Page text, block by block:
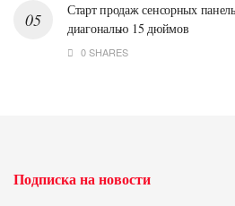
Старт продаж сенсорных
диагональю 15 дюймов
0 SHARES
Подписка на новости